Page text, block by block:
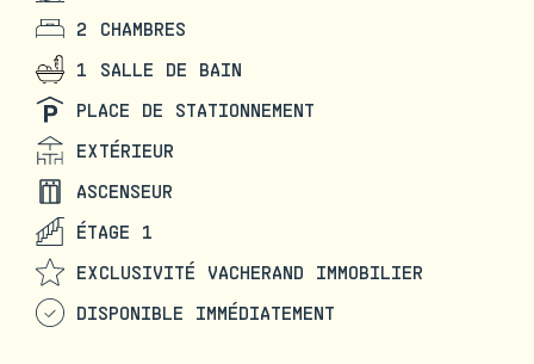
2 CHAMBRES
1 SALLE DE BAIN
PLACE DE STATIONNEMENT
EXTÉRIEUR
ASCENSEUR
ÉTAGE 1
EXCLUSIVITÉ VACHERAND IMMOBILIER
DISPONIBLE IMMÉDIATEMENT